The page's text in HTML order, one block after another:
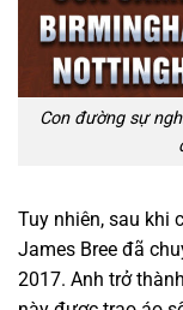
Con đường sự
Tuy nhiên, sau khi
James Bree đã
2017. Anh trở